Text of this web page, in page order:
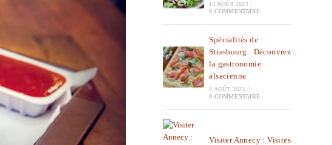
12 AOÛT 2023 /
0 COMMENTAIRE
Spécialités de
Strasbourg : Découvrez
la gastronomie
alsacienne
9 AOÛT 2023 /
0 COMMENTAIRE
Visiter Annecy : Visites